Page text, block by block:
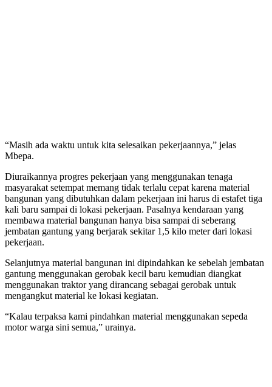
“Masih ada waktu untuk kita selesaikan pekerjaannya,” jelas
Mbepa.
Diuraikannya progres pekerjaan yang menggunakan tenaga
masyarakat setempat memang tidak terlalu cepat karena material
bangunan yang dibutuhkan dalam pekerjaan ini harus di estafet tiga
kali baru sampai di lokasi pekerjaan. Pasalnya kendaraan yang
membawa material bangunan hanya bisa sampai di seberang
jembatan gantung yang berjarak sekitar 1,5 kilo meter dari lokasi
pekerjaan.
Selanjutnya material bangunan ini dipindahkan ke sebelah jembatan
gantung menggunakan gerobak kecil baru kemudian diangkat
menggunakan traktor yang dirancang sebagai gerobak untuk
mengangkut material ke lokasi kegiatan.
“Kalau terpaksa kami pindahkan material menggunakan sepeda
motor warga sini semua,” urainya.